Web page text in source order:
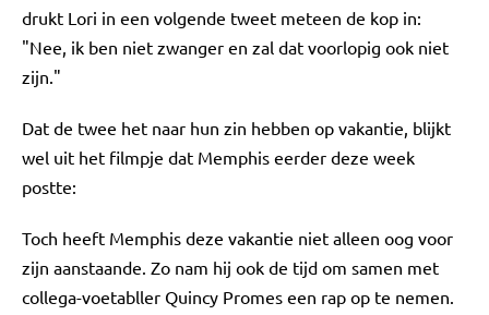
drukt Lori in een volgende tweet meteen de kop in:
"Nee, ik ben niet zwanger en zal dat voorlopig ook niet
zijn."
Dat de twee het naar hun zin hebben op vakantie, blijkt
wel uit het filmpje dat Memphis eerder deze week
postte:
Toch heeft Memphis deze vakantie niet alleen oog voor
zijn aanstaande. Zo nam hij ook de tijd om samen met
collega-voetabller Quincy Promes een rap op te nemen.